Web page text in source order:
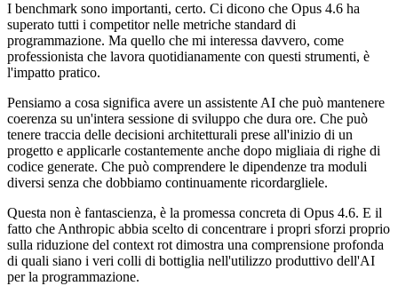
I benchmark sono importanti, certo. Ci dicono che Opus 4.6 ha
superato tutti i competitor nelle metriche standard di
programmazione. Ma quello che mi interessa davvero, come
professionista che lavora quotidianamente con questi strumenti, è
l'impatto pratico.
Pensiamo a cosa significa avere un assistente AI che può mantenere
coerenza su un'intera sessione di sviluppo che dura ore. Che può
tenere traccia delle decisioni architetturali prese all'inizio di un
progetto e applicarle costantemente anche dopo migliaia di righe di
codice generate. Che può comprendere le dipendenze tra moduli
diversi senza che dobbiamo continuamente ricordargliele.
Questa non è fantascienza, è la promessa concreta di Opus 4.6. E il
fatto che Anthropic abbia scelto di concentrare i propri sforzi proprio
sulla riduzione del context rot dimostra una comprensione profonda
di quali siano i veri colli di bottiglia nell'utilizzo produttivo dell'AI
per la programmazione.